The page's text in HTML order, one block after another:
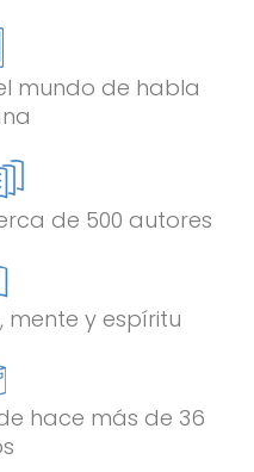
mundo de habla
de 500 autores
mente y espíritu
hace más de 36